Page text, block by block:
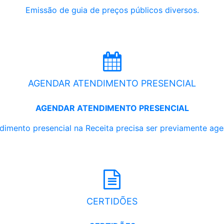
Emissão de guia de preços públicos diversos.
AGENDAR ATENDIMENTO PRESENCIAL
AGENDAR ATENDIMENTO PRESENCIAL
presencial na Receita precisa ser previamente
CERTIDÕES